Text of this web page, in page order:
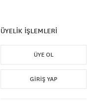
ÜYELİK İŞLEMLERİ
ÜYE OL
GIRIŞ YAP